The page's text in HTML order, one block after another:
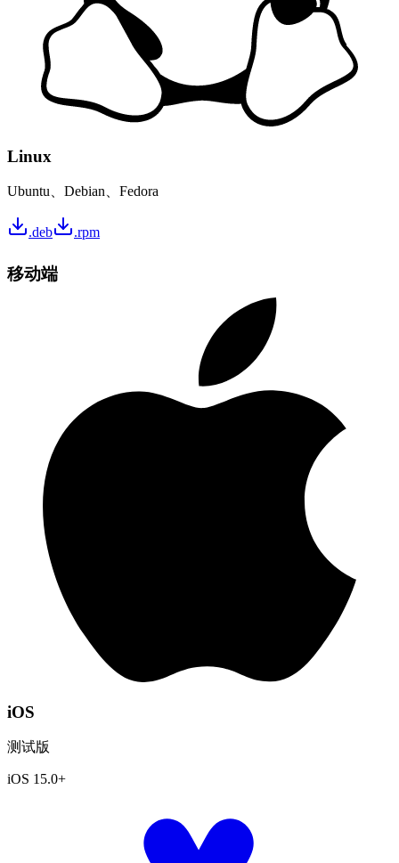
Linux
Ubuntu、Debian、Fedora
.deb .rpm
移动端
iOS
测试版
iOS 15.0+